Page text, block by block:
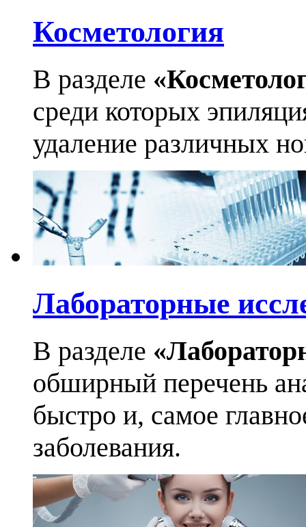
Косметология
В разделе
среди которых
удаление различных
Лабораторные
В разделе
обширный перечень
быстро и, самое
заболевания.